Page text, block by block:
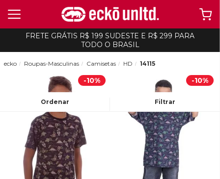
FRETE GRÁTIS R$ 199 SUDESTE E R$ 299 PARA
TODO O BRASIL
Ordenar Filtrar
ecko Roupas-Masculinas Camisetas HD 14115
-10% -10%